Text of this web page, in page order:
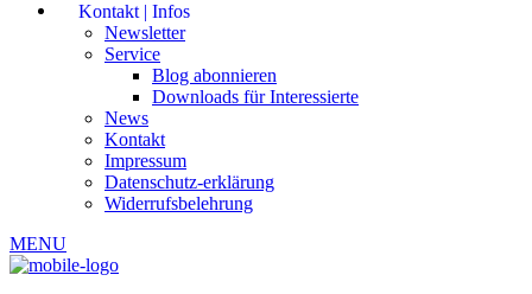
Kontakt | Infos
Newsletter
Service
Blog abonnieren
Downloads für Interessierte
News
Kontakt
Impressum
Datenschutz-erklärung
Widerrufsbelehrung
MENU